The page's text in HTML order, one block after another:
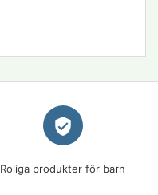
verified_user
Roliga produkter för barn